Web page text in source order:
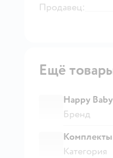
Продавец:
Ещё
Happy Baby
Бренд
Комплекты
Категория